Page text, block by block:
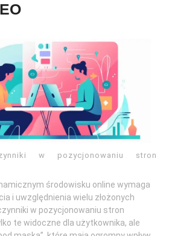
w pozycjonowaniu stron
środowisku online wymaga
i uwzględnienia wielu złożonych
w pozycjonowaniu stron
te widoczne dla użytkownika, ale